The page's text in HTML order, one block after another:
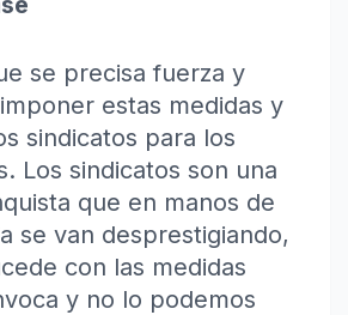
se precisa fuerza y
estas medidas y
sindicatos para los
Los sindicatos son una
que en manos de
se van desprestigiando,
con las medidas
y no lo podemos